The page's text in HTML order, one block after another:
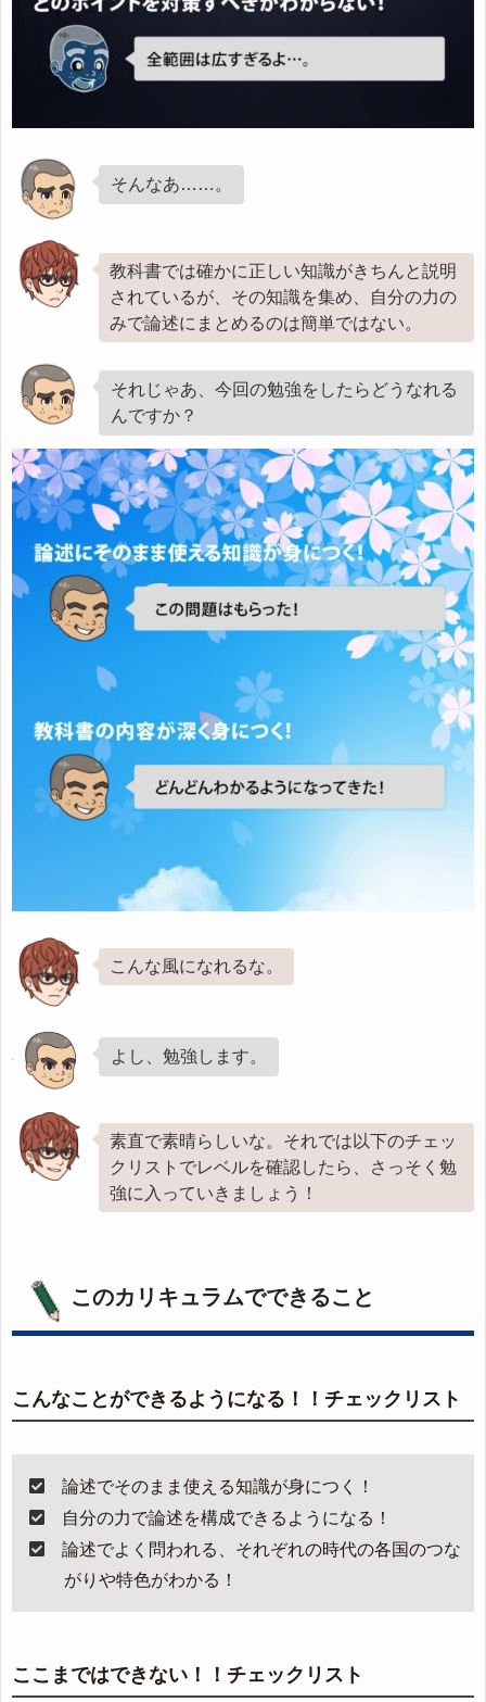
そんなあ……。
教科書では確かに正しい知識がきちんと説明
されているが、その知識を集め、自分の力の
みで論述にまとめるのは簡単ではない。
それじゃあ、今回の勉強をしたらどうなれる
んですか？
こんな風になれるな。
よし、勉強します。
素直で素晴らしいな。それでは以下のチェッ
クリストでレベルを確認したら、さっそく勉
強に入っていきましょう！
このカリキュラムでできること
こんなことができるようになる！！チェックリスト
論述でそのまま使える知識が身につく！
自分の力で論述を構成できるようになる！
論述でよく問われる、それぞれの時代の各国のつな
がりや特色がわかる！
ここまではできない！！チェックリスト